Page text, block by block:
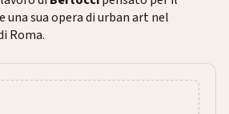
una sua opera di urban art nel
Roma.